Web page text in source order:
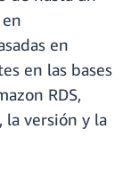
en
en las bases
RDS,
la versión y la